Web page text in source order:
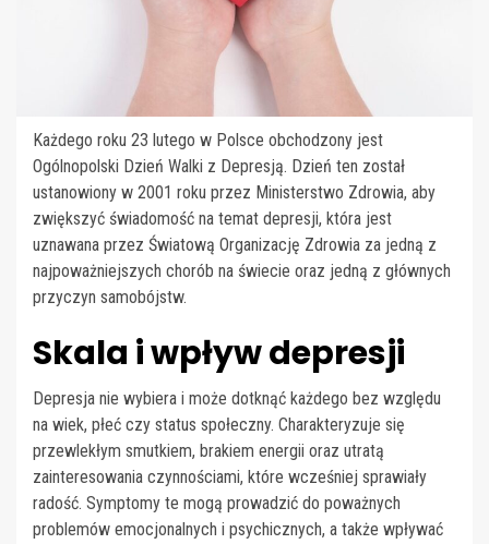
Każdego roku 23 lutego w Polsce obchodzony jest
Ogólnopolski Dzień Walki z Depresją. Dzień ten został
ustanowiony w 2001 roku przez Ministerstwo Zdrowia, aby
zwiększyć świadomość na temat depresji, która jest
uznawana przez Światową Organizację Zdrowia za jedną z
najpoważniejszych chorób na świecie oraz jedną z głównych
przyczyn samobójstw.
Skala i wpływ depresji
Depresja nie wybiera i może dotknąć każdego bez względu
na wiek, płeć czy status społeczny. Charakteryzuje się
przewlekłym smutkiem, brakiem energii oraz utratą
zainteresowania czynnościami, które wcześniej sprawiały
radość. Symptomy te mogą prowadzić do poważnych
problemów emocjonalnych i psychicznych, a także wpływać